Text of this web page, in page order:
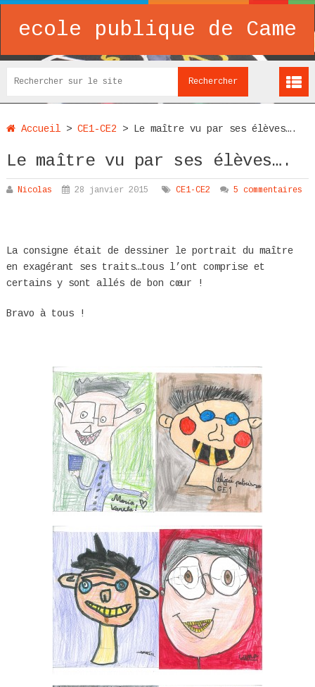
ecole publique de Came
Accueil> CE1-CE2 > Le maître vu par ses élèves….
Le maître vu par ses élèves….
Nicolas 28 janvier 2015 CE1-CE2 5 commentaires
La consigne était de dessiner le portrait du maître
en exagérant ses traits…tous l’ont comprise et
certains y sont allés de bon cœur !
Bravo à tous !